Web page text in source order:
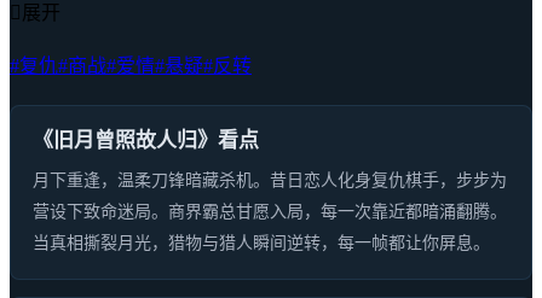
 展开
#复仇#商战#爱情#悬疑#反转
《旧月曾照故人归》看点
月下重逢，温柔刀锋暗藏杀机。昔日恋人化身复仇棋手，步步为
营设下致命迷局。商界霸总甘愿入局，每一次靠近都暗涌翻腾。
当真相撕裂月光，猎物与猎人瞬间逆转，每一帧都让你屏息。